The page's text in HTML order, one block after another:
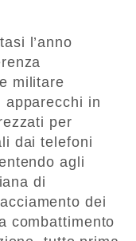
l’anno
militare
apparecchi in
per
dai telefoni
agli
di
dei
combattimento